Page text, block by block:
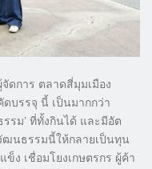
ดการ ตลาดสี่มุมเมือง
บรรจุ นี้ เป็นมากกว่า
รม’ ที่ทั้งกินได้ และมีอัต
นธรรมนี้ให้กลายเป็นทุน
ง เชื่อมโยงเกษตรกร ผู้ค้า